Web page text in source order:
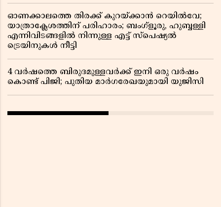
ഓണക്കാലത്തെ തിരക്ക് കുറയ്ക്കാൻ റെയിൽവേ;
യാത്രാക്ലേശത്തിന് പരിഹാരം; ബംഗ്ളൂരു, ഹുബ്ബള്ളി
എന്നിവിടങ്ങളിൽ നിന്നുള്ള എട്ട് സ്പെഷ്യൽ
ട്രെയിനുകൾ നീട്ടി
4 വർഷത്തെ ബിരുദമുള്ളവർക്ക് ഇനി ഒരു വർഷം
കൊണ്ട് പിജി; പുതിയ മാർഗരേഖയുമായി യുജിസി